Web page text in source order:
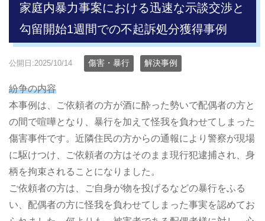
家庭内暴力事案における迅速な示談交渉と
勾留開始1週間での不起訴処分獲得事例
公開日:2025/10/14 傷害・暴行 解決事例
紛争の内容
本事例は、ご依頼者の方が酒に酔った勢いで配偶者の方と
の間で喧嘩となり、暴行を加えて怪我を負わせてしまった
傷害事件です。近隣住民の方からの通報により警察が現場
に駆けつけ、ご依頼者の方はそのまま現行犯逮捕され、身
柄を拘束されることになりました。
ご依頼者の方は、ご自身が物を投げるなどの暴行をふる
い、配偶者の方に怪我を負わせてしまった事実を認めてお